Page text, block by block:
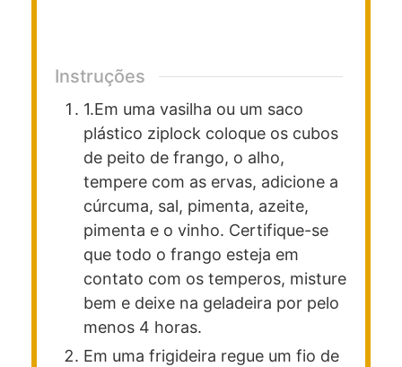
Instruções
1.Em uma vasilha ou um saco
plástico ziplock coloque os cubos
de peito de frango, o alho,
tempere com as ervas, adicione a
cúrcuma, sal, pimenta, azeite,
pimenta e o vinho. Certifique-se
que todo o frango esteja em
contato com os temperos, misture
bem e deixe na geladeira por pelo
menos 4 horas.
Em uma frigideira regue um fio de